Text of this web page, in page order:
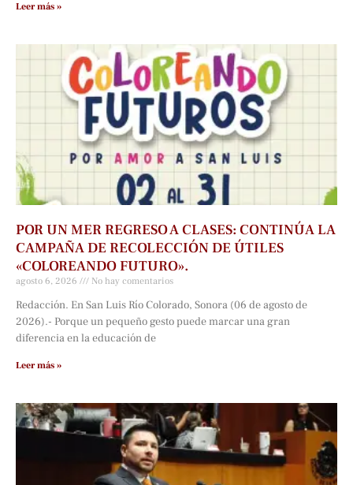
Leer más »
POR UN MER REGRESO A CLASES: CONTINÚA LA
CAMPAÑA DE RECOLECCIÓN DE ÚTILES
«COLOREANDO FUTURO».
agosto 6, 2026 No hay comentarios
Redacción. En San Luis Río Colorado, Sonora (06 de agosto de
2026).- Porque un pequeño gesto puede marcar una gran
diferencia en la educación de
Leer más »